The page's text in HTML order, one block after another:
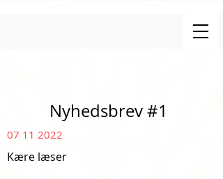
Nyhedsbrev #1
07 11 2022
Kære læser